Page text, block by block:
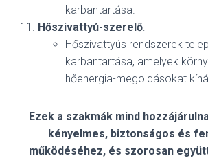
karbantartása.
Hőszivattyú-szerelő:
Hőszivattyús rendszerek
karbantartása, amelyek
hőenergia-megoldásokat
Ezek a szakmák mind
kényelmes, biztonságos és
működéséhez, és szorosan